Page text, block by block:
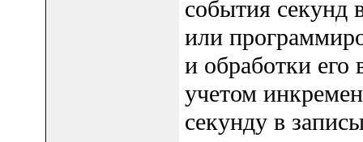
события секунд
или
и обработки его
учетом
секунду в